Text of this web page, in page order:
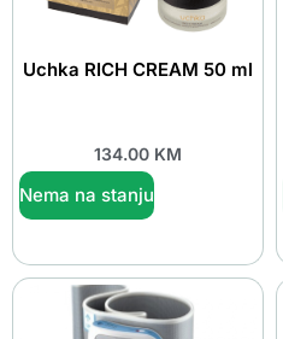
Uchka RICH CREAM 50 ml
134.00 KM
Nema na stanju